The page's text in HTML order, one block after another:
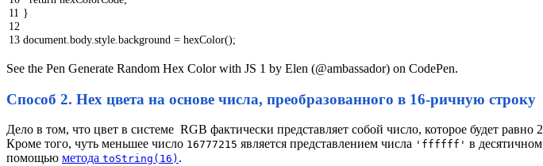
11
12
13
}
document.body.style.background = hexColor();
See the Pen Generate Random Hex Color with JS 1 by Elen (@ambassador) on CodePen.
Способ 2. Hex цвета на основе числа, преобразованного в 16-ричную строку
Дело в том, что цвет в системе RGB фактически представляет собой число, которое будет
Кроме того, чуть меньшее число 16777215 является представлением числа 'ffffff' в
помощью метода toString(16) .